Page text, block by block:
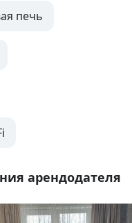
печь
арендодателя